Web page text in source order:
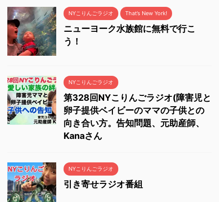
NYこりんごラジオ That’s New York!
ニューヨーク水族館に無料で行こ
う！
NYこりんごラジオ
第328回NYこりんごラジオ(障害児と
卵子提供ベイビーのママの子供との
向き合い方。告知問題、元助産師、
Kanaさん
NYこりんごラジオ
引き寄せラジオ番組